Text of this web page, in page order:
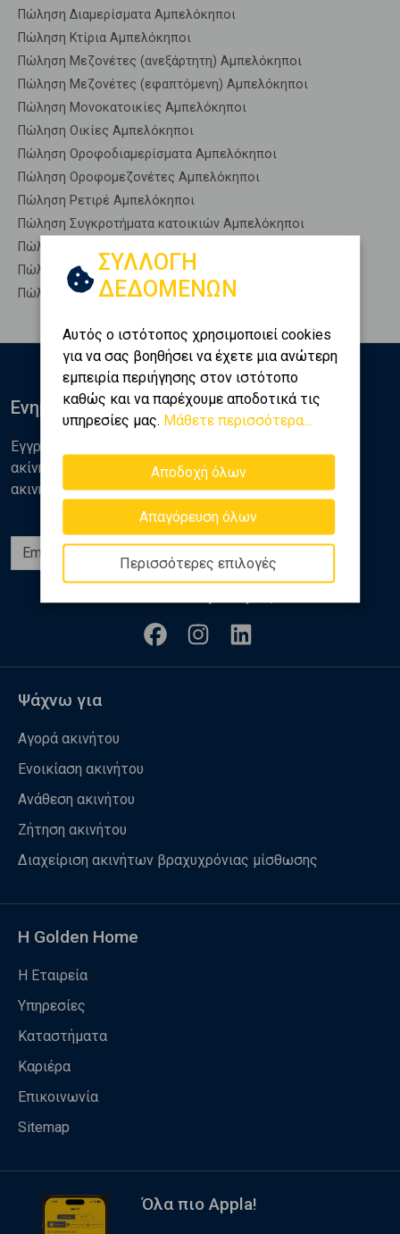
Πώληση Διαμερίσματα Αμπελόκηποι
Πώληση Κτίρια Αμπελόκηποι
Πώληση Μεζονέτες (ανεξάρτητη) Αμπελόκηποι
Πώληση Μεζονέτες (εφαπτόμενη) Αμπελόκηποι
Πώληση Μονοκατοικίες Αμπελόκηποι
Πώληση Οικίες Αμπελόκηποι
Πώληση Οροφοδιαμερίσματα Αμπελόκηποι
Πώληση Οροφομεζονέτες Αμπελόκηποι
Πώληση Ρετιρέ Αμπελόκηποι
Πώληση Συγκροτήματα κατοικιών Αμπελόκηποι
Πώληση Υπόγεια Αμπελόκηποι
Πώληση Υπόσκαφα Αμπελόκηποι
Πώληση Υπολ. υψουν Αμπελόκηποι
ΣΥΛΛΟΓΗ
ΔΕΔΟΜΕΝΩΝ
Αυτός ο ιστότοπος χρησιμοποιεί cookies
για να σας βοηθήσει να έχετε μια ανώτερη
εμπειρία περιήγησης στον ιστότοπο
καθώς και να παρέχουμε αποδοτικά τις
υπηρεσίες μας. Μάθετε περισσότερα...
Αποδοχή όλων
Απαγόρευση όλων
Περισσότερες επιλογές
Ενημερωθείτε
Εγγραφείτε στο newsletter της Golden Home για νέα
ακίνητα, αναλύσεις και διάφορα θέματα της αγοράς
ακινήτων
Ψάχνω για
Αγορά ακινήτου
Ενοικίαση ακινήτου
Ανάθεση ακινήτου
Ζήτηση ακινήτου
Διαχείριση ακινήτων βραχυχρόνιας μίσθωσης
Η Golden Home
Η Εταιρεία
Υπηρεσίες
Καταστήματα
Καριέρα
Επικοινωνία
Sitemap
Όλα πιο Appla!